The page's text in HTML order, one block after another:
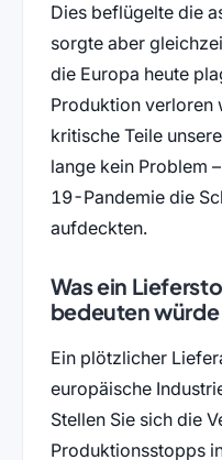
Dies beflügelte die
sorgte aber
die Europa heute
Produktion verloren
kritische Teile
lange kein Problem
19-Pandemie die
aufdeckten.
Was ein
bedeuten würde
Ein plötzlicher
europäische
Stellen Sie sich die
Produktionsstopps